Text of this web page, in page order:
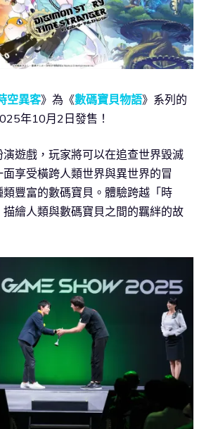
空異客》為《數碼寶貝物語》系列的
年10月2日發售！
遊戲，玩家將可以在追查世界毀滅
享受橫跨人類世界與異世界的冒
豐富的數碼寶貝。體驗跨越「時
繪人類與數碼寶貝之間的羈絆的故